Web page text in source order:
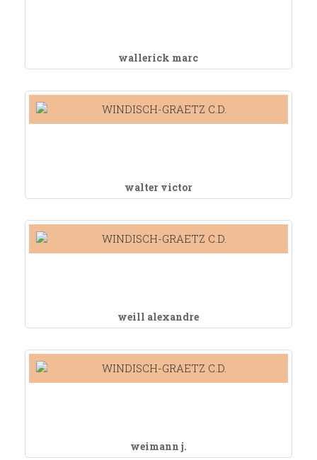
wallerick marc
walter victor
weill alexandre
weimann j.